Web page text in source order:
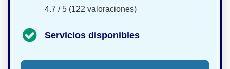
4.7 / 5 (122 valoraciones)
Servicios disponibles